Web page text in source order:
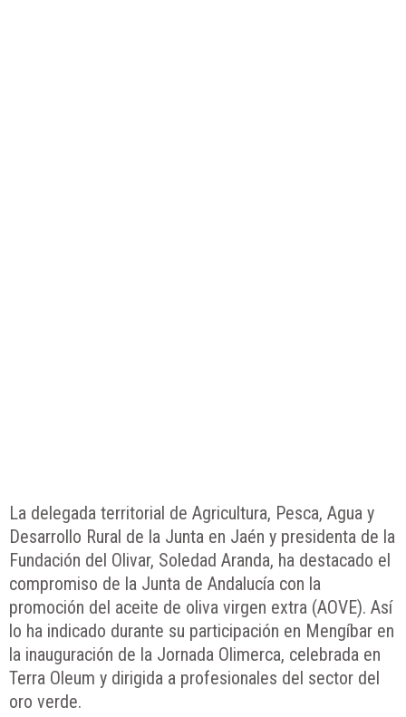
La delegada territorial de Agricultura, Pesca, Agua y
Desarrollo Rural de la Junta en Jaén y presidenta de la
Fundación del Olivar, Soledad Aranda, ha destacado el
compromiso de la Junta de Andalucía con la
promoción del aceite de oliva virgen extra (AOVE). Así
lo ha indicado durante su participación en Mengíbar en
la inauguración de la Jornada Olimerca, celebrada en
Terra Oleum y dirigida a profesionales del sector del
oro verde.